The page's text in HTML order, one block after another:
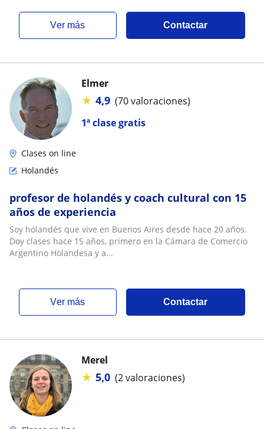
ver más Contactar
1ª clase gratis
Elmer
★ 4,9 (70 valoraciones)
Clases on line
Holandés
profesor de holandés y coach cultural con 15
años de experiencia
Soy holandés que vive en Buenos Aires desde hace 20 años.
Doy clases hace 15 años, primero en la Cámara de Comercio
Argentino Holandesa y a...
ver más Contactar
Merel
★ 5,0 (2 valoraciones)